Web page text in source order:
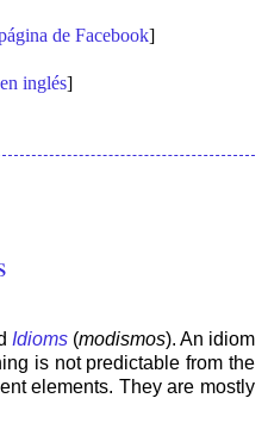
de Facebook]
inglés]
Idioms(modismos). An idiom
is not predictable from the
elements. They are mostly